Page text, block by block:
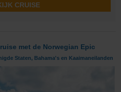
CRUISE
met de Norwegian Epic
Staten, Bahama's en Kaaimaneilanden